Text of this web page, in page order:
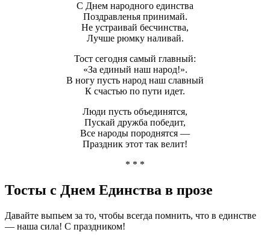
С Днем народного единства
Поздравленья принимай.
Не устраивай бесчинства,
Лучше рюмку наливай.
Тост сегодня самый главный:
«За единый наш народ!».
В ногу пусть народ наш славный
К счастью по пути идет.
Люди пусть объединятся,
Пускай дружба победит,
Все народы породнятся —
Праздник этот так велит!
* * *
Тосты с Днем Единства в прозе
Давайте выпьем за то, чтобы всегда помнить, что в единстве
— наша сила! С праздником!